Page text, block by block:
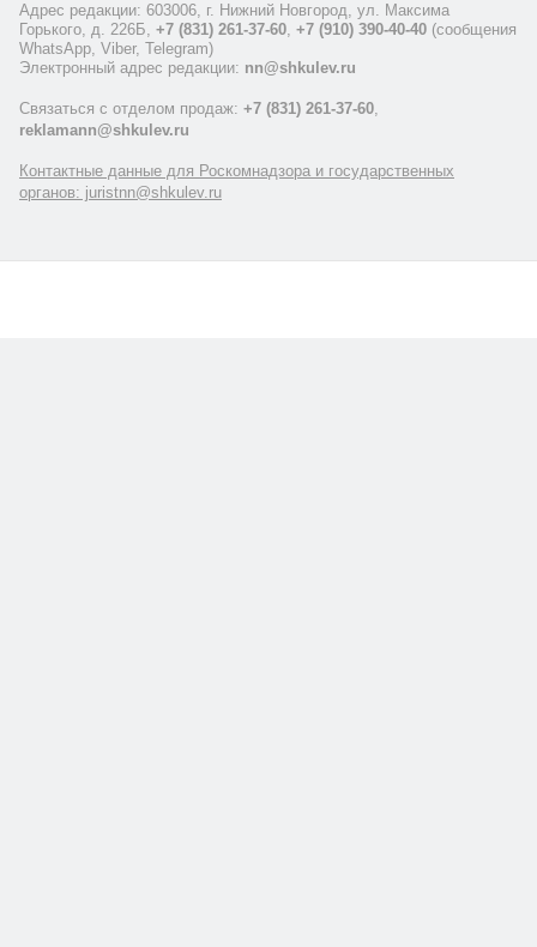
Адрес редакции: 603006, г. Нижний Новгород, ул. Максима
Горького, д. 226Б, +7 (831) 261-37-60, +7 (910) 390-40-40 (сообщения
WhatsApp, Viber, Telegram)
Электронный адрес редакции: nn@shkulev.ru
Связаться с отделом продаж: +7 (831) 261-37-60,
reklamann@shkulev.ru
Контактные данные для Роскомнадзора и государственных
органов: juristnn@shkulev.ru